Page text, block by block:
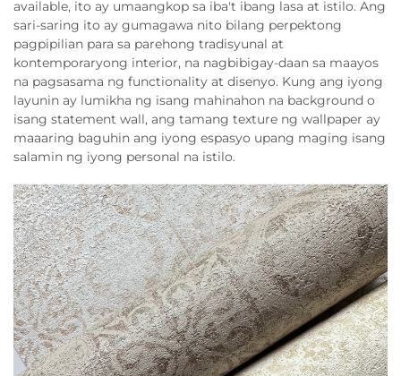
available, ito ay umaangkop sa iba't ibang lasa at istilo. Ang
sari-saring ito ay gumagawa nito bilang perpektong
pagpipilian para sa parehong tradisyunal at
kontemporaryong interior, na nagbibigay-daan sa maayos
na pagsasama ng functionality at disenyo. Kung ang iyong
layunin ay lumikha ng isang mahinahon na background o
isang statement wall, ang tamang texture ng wallpaper ay
maaaring baguhin ang iyong espasyo upang maging isang
salamin ng iyong personal na istilo.